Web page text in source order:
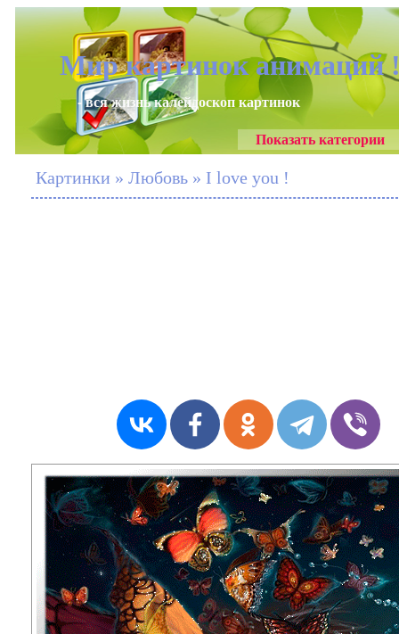
Мир картинок анимаций
- вся жизнь калейдоскоп картинок
Показать категории
Картинки » Любовь » I love you !